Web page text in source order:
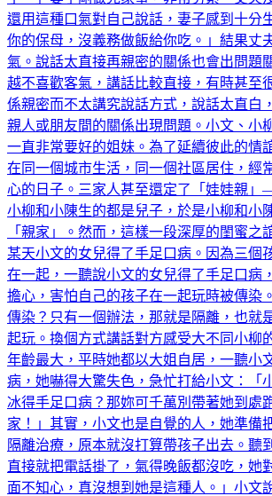
還用這種口氣對自己說話，妻子感到十分
你的保母，沒義務做飯給你吃。」結果丈
氣。說話太直接再親密的關係也會出問題
越不喜歡客氣，講話比較直接，有時甚至
係親密而不太講究說話方式，說話太直白
親人或朋友間的關係出現問題。小文、小
一直非常要好的姐妹。為了延續彼此的情
在同一個城市生活，同一個社區居住，經
心的日子。三家人甚至還定了「娃娃親
小柳和小陳生的都是兒子，於是小柳和小
「親家」。然而，這樣一段深厚的閨蜜之
某天小文的女兒得了手足口病。因為三個
在一起，一聽說小文的女兒得了手足口病
擔心，害怕自己的孩子在一起玩時被傳染
傳染？只有一個辦法，那就是隔離，也就
起玩。換個方式講話對方感受大不同小柳
年齡最大，平時她都以大姐自居，一聽小
病，她嚇得大驚失色，急忙打給小文：「
冰得手足口病？那妳可千萬別帶著她到處
家！」其實，小文也是自覺的人，她準備
隔離治療，原本就沒打算帶孩子出去。聽
直接就把電話掛了，氣得晚飯都沒吃，她
面不知心，真沒想到她是這種人。」小文